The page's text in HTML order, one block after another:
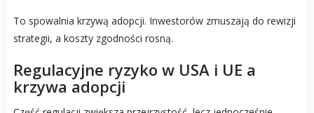
To spowalnia krzywą adopcji. Inwestorów zmuszają do rewizji
strategii, a koszty zgodności rosną.
Regulacyjne ryzyko w USA i UE a
krzywa adopcji